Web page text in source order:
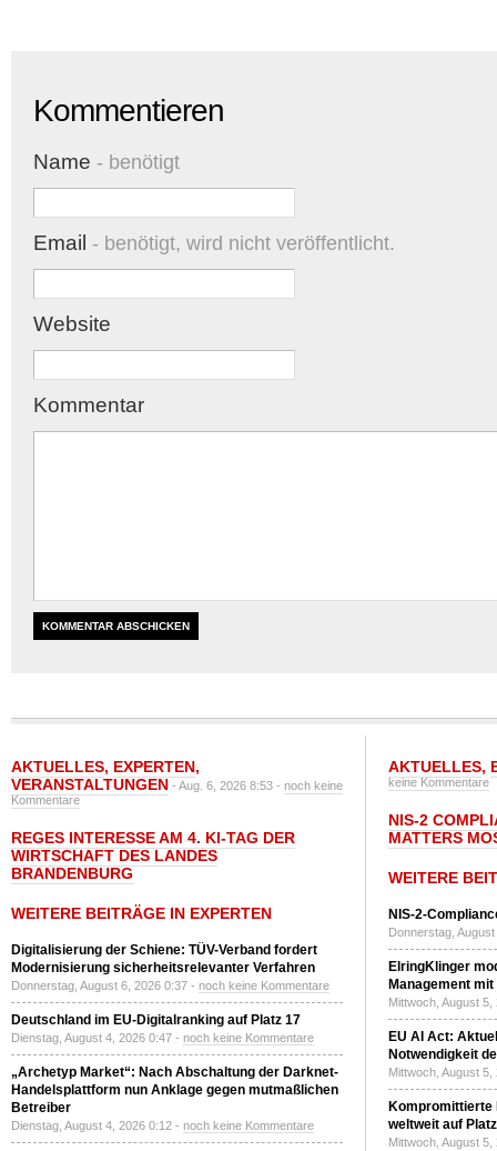
Kommentieren
Name - benötigt
Email - benötigt, wird nicht veröffentlicht.
Website
Kommentar
AKTUELLES, EXPERTEN,
VERANSTALTUNGEN - Aug. 6, 2026 8:53 - noch keine
Kommentare
REGES INTERESSE AM 4. KI-TAG DER
WIRTSCHAFT DES LANDES
BRANDENBURG
WEITERE BEITRÄGE IN EXPERTEN
Digitalisierung der Schiene: TÜV-Verband fordert
Modernisierung sicherheitsrelevanter Verfahren
Donnerstag, August 6, 2026 0:37 - noch keine Kommentare
Deutschland im EU-Digitalranking auf Platz 17
Dienstag, August 4, 2026 0:47 - noch keine Kommentare
„Archetyp Market“: Nach Abschaltung der Darknet-
Handelsplattform nun Anklage gegen mutmaßlichen
Betreiber
Dienstag, August 4, 2026 0:12 - noch keine Kommentare
AKTUELLES,
keine Kommentare
NIS-2
MATTERS
WEITERE
NIS-2-
Donnerstag,
ElringKlinger
Management
Mittwoch, August
EU AI Act:
Notwendigkeit
Mittwoch, August
Kompromittierte
weltweit auf
Mittwoch, August